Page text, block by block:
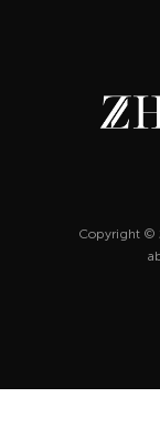
Copyright ©